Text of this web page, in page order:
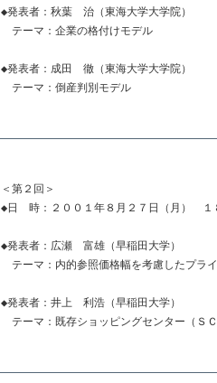
◆発表者：秋葉　治（東海大学大学院）
テーマ：企業の格付けモデル
◆発表者：成田　徹（東海大学大学院）
テーマ：倒産判別モデル
＜第２回＞
◆日　時：２００１年８月２７日（月）　
◆発表者：広瀬　富雄（早稲田大学）
テーマ：内的参照価格幅を考慮したプラ
◆発表者：井上　利浩（早稲田大学）
テーマ：既存ショッピングセンター（Ｓ